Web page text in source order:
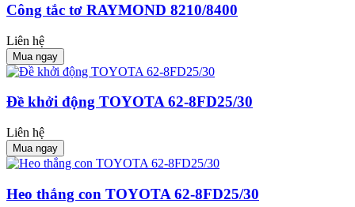
Công tắc tơ RAYMOND 8210/8400
Liên hệ
Mua ngay
Đề khởi động TOYOTA 62-8FD25/30
Liên hệ
Mua ngay
Heo thắng con TOYOTA 62-8FD25/30